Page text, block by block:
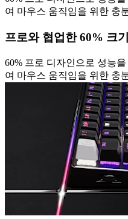
여 마우스 움직임을 위한 충
프로와 협업한 60% 크
60% 프로 디자인으로 성능
여 마우스 움직임을 위한 충